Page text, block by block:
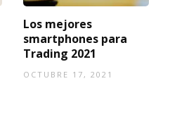
Los mejores
smartphones para
Trading 2021
OCTUBRE 17, 2021